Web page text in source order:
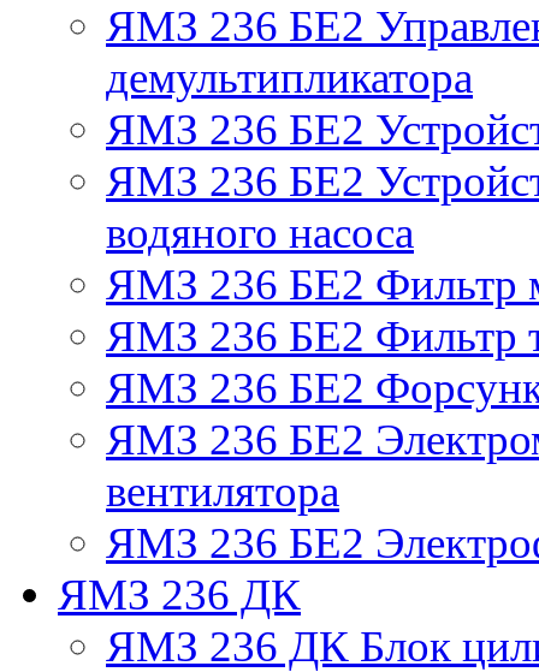
ЯМЗ 236 БЕ2
демультипликатора
ЯМЗ 236 БЕ2
ЯМЗ 236 БЕ2
водяного насоса
ЯМЗ 236 БЕ2 Фильтр
ЯМЗ 236 БЕ2 Фильтр
ЯМЗ 236 БЕ2
ЯМЗ 236 БЕ2
вентилятора
ЯМЗ 236 БЕ2
ЯМЗ 236 ДК
ЯМЗ 236 ДК Блок